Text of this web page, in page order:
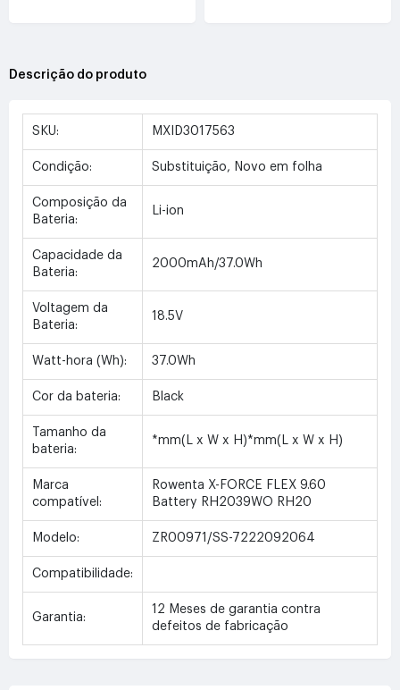
Descrição do produto
SKU: MXID3017563
Condição: Substituição, Novo em folha
Composição da
Bateria:
Li-ion
Capacidade da
Bateria:
2000mAh/37.0Wh
Voltagem da
Bateria:
18.5V
Watt-hora (Wh): 37.0Wh
Cor da bateria: Black
Tamanho da
bateria:
*mm(L x W x H)*mm(L x W x H)
Marca
compatível:
Rowenta X-FORCE FLEX 9.60
Battery RH2039WO RH20
Modelo: ZR00971/SS-7222092064
Compatibilidade:
Garantia:
12 Meses de garantia contra
defeitos de fabricação